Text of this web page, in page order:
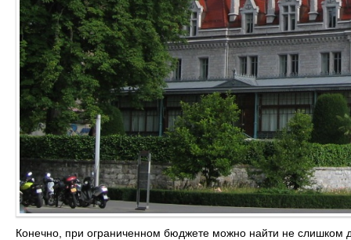
Конечно, при ограниченном бюджете можно найти не слишком